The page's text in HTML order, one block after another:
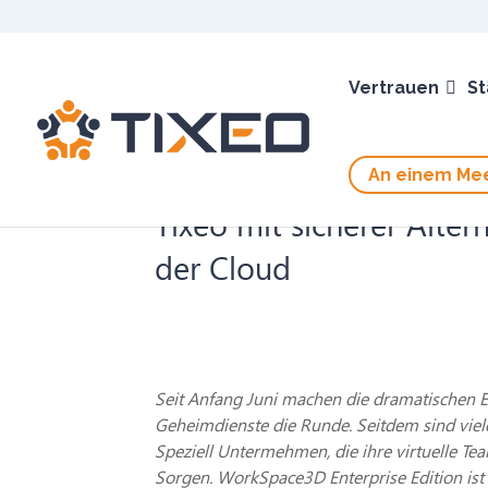
Vertrauen
An einem
Tixeo mit sicherer
der Cloud
Seit Anfang Juni machen die
Geheimdienste die Runde. Seitdem sind
Speziell Untermehmen, die ihre virtuelle
Sorgen. WorkSpace3D Enterprise Edition